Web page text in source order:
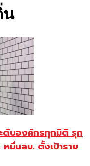
น
ดับองค์กรทุกมิติ รุก
มื่นลบ. ตั้งเป้าราย